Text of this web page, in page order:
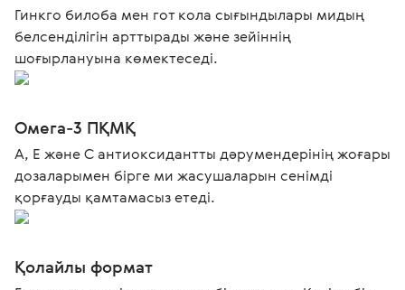
Гинкго билоба мен гот кола сығындылары мидың
белсенділігін арттырады және зейіннің
шоғырлануына көмектеседі.
Омега-3 ПҚМҚ
А, Е және С антиоксидантты дәрумендерінің жоғары
дозаларымен бірге ми жасушаларын сенімді
қорғауды қамтамасыз етеді.
Қолайлы формат